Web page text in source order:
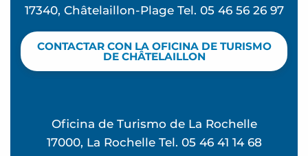
17340, Châtelaillon-Plage Tel. 05 46 56 26 97
CONTACTAR CON LA OFICINA DE TURISMO
DE CHÂTELAILLON
Oficina de Turismo de La Rochelle
17000, La Rochelle Tel. 05 46 41 14 68